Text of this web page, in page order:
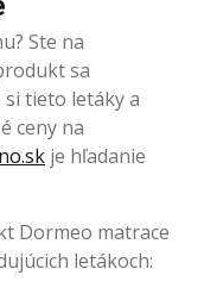
Ste na
sa
si tieto letáky a
ceny na
je hľadanie
Dormeo matrace
letákoch: